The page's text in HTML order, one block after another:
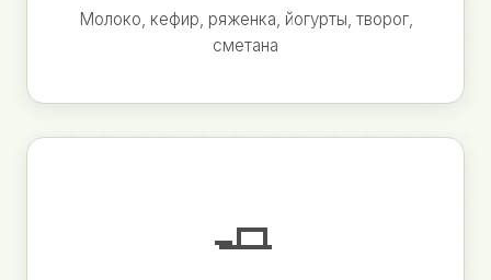
Молоко, кефир, ряженка, йогурты, творог,
сметана
🧈